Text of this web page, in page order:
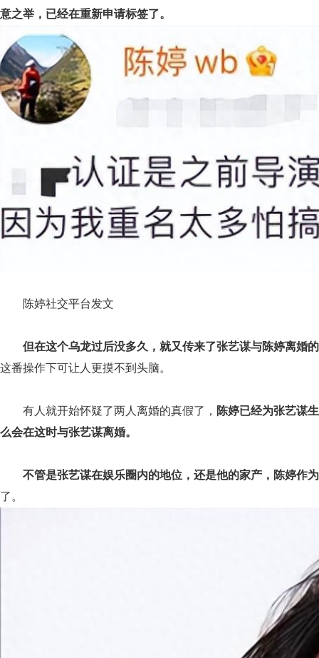
意之举，已经在重新申请标签了。
陈婷社交平台发文
但在这个乌龙过后没多久，就又传来了张艺谋与陈婷离婚
这番操作下可让人更摸不到头脑。
有人就开始怀疑了两人离婚的真假了， 陈婷已经为张艺谋
么会在这时与张艺谋离婚。
不管是张艺谋在娱乐圈内的地位，还是他的家产，陈婷作
了。